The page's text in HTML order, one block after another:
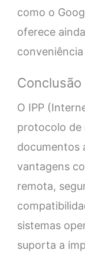
como o
oferece
Conclusão
O IPP
protocolo de
documentos
vantagens
remota,
sistemas
suporta a